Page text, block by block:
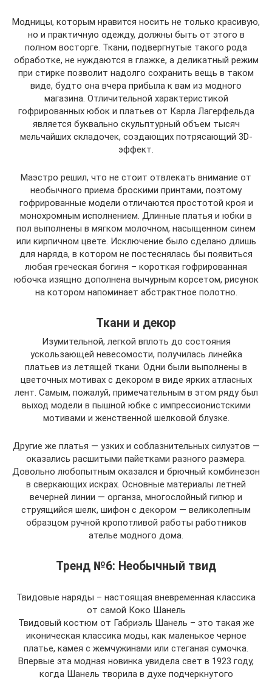
Модницы, которым нравится носить не только красивую,
но и практичную одежду, должны быть от этого в
полном восторге. Ткани, подвергнутые такого рода
обработке, не нуждаются в глажке, а деликатный режим
при стирке позволит надолго сохранить вещь в таком
виде, будто она вчера прибыла к вам из модного
магазина. Отличительной характеристикой
гофрированных юбок и платьев от Карла Лагерфельда
является буквально скульптурный объем тысяч
мельчайших складочек, создающих потрясающий 3D-
эффект.
Маэстро решил, что не стоит отвлекать внимание от
необычного приема броскими принтами, поэтому
гофрированные модели отличаются простотой кроя и
монохромным исполнением. Длинные платья и юбки в
пол выполнены в мягком молочном, насыщенном синем
или кирпичном цвете. Исключение было сделано длишь
для наряда, в котором не постеснялась бы появиться
любая греческая богиня – короткая гофрированная
юбочка изящно дополнена вычурным корсетом, рисунок
на котором напоминает абстрактное полотно.
Ткани и декор
Изумительной, легкой вплоть до состояния
ускользающей невесомости, получилась линейка
платьев из летящей ткани. Одни были выполнены в
цветочных мотивах с декором в виде ярких атласных
лент. Самым, пожалуй, примечательным в этом ряду был
выход модели в пышной юбке с импрессионистскими
мотивами и женственной шелковой блузке.
Другие же платья — узких и соблазнительных силуэтов —
оказались расшитыми пайетками разного размера.
Довольно любопытным оказался и брючный комбинезон
в сверкающих искрах. Основные материалы летней
вечерней линии — органза, многослойный гипюр и
струящийся шелк, шифон с декором — великолепным
образцом ручной кропотливой работы работников
ателье модного дома.
Тренд №6: Необычный твид
Твидовые наряды – настоящая вневременная классика
от самой Коко Шанель
Твидовый костюм от Габриэль Шанель – это такая же
иконическая классика моды, как маленькое черное
платье, камея с жемчужинами или стеганая сумочка.
Впервые эта модная новинка увидела свет в 1923 году,
когда Шанель творила в духе подчеркнутого